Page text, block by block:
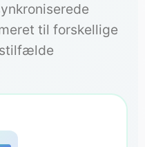
til forskellige